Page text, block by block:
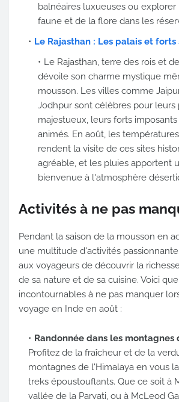
balnéaires luxueuses ou explorer
faune et de la flore dans les
Le Rajasthan : Les palais et
Le Rajasthan, terre des rois et
dévoile son charme mystique
mousson. Les villes comme
Jodhpur sont célèbres pour leurs
majestueux, leurs forts
animés. En août, les
rendent la visite de ces sites
agréable, et les pluies apportent
bienvenue à l'atmosphère
Activités à ne pas
Pendant la saison de la mousson en
une multitude d'activités
aux voyageurs de découvrir la
de sa nature et de sa cuisine. Voici
incontournables à ne pas manquer
voyage en Inde en août :
Randonnée dans les montagnes
Profitez de la fraîcheur et de la
montagnes de l'Himalaya en vous
treks époustouflants. Que ce soit à
vallée de la Parvati, ou à McLeod